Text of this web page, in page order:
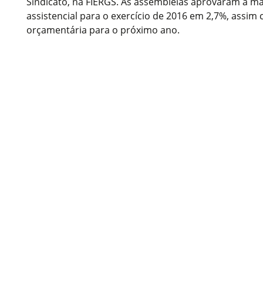
assistencial para o exercício de 2016 em 2,7%, assim
orçamentária para o próximo ano.